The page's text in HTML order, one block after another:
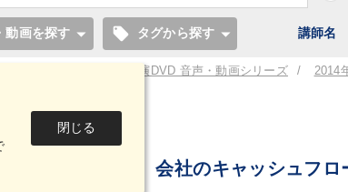
閉じる
動画を探す local_offer タグから探す 講師名
者セミナー講演CD・講演DVD 音声・動画シリーズ 2014
音声・動画
大増税時代、会社のキャッシュフ